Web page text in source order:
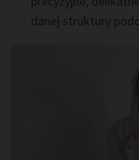
danej struktury